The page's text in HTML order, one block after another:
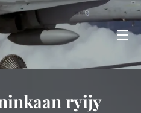
ryijy